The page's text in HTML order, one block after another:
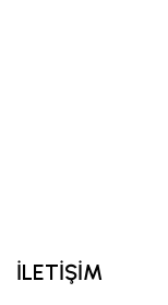
İLETİŞİM